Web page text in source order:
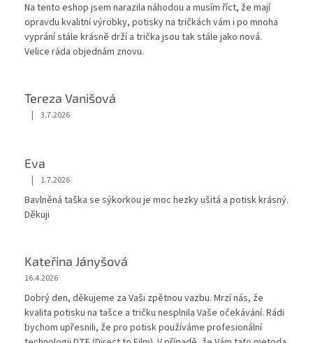
Na tento eshop jsem narazila náhodou a musím říct, že mají
opravdu kvalitní výrobky, potisky na tričkách vám i po mnoha
vyprání stále krásnĕ drží a trička jsou tak stále jako nová.
Velice ráda objednám znovu.
Tereza Vanišová
Hodnocení obchodu je 5 z 5 hvězdiček.
| 3.7.2026
Eva
Hodnocení obchodu je 5 z 5 hvězdiček.
| 1.7.2026
Bavlněná taška se sýkorkou je moc hezky ušitá a potisk krásný.
Děkuji
Kateřina Jányšová
16.4.2026
Dobrý den, děkujeme za Vaši zpětnou vazbu. Mrzí nás, že
kvalita potisku na tašce a tričku nesplnila Vaše očekávání. Rádi
bychom upřesnili, že pro potisk používáme profesionální